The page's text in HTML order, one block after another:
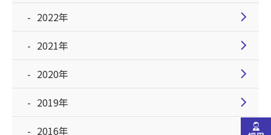
2022年 chevron_right
2021年 chevron_right
2020年 chevron_right
2019年 chevron_right
2016年 chevron_right